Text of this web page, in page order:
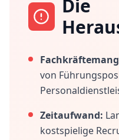
Die
von
Zeitaufwand:
kostspielige